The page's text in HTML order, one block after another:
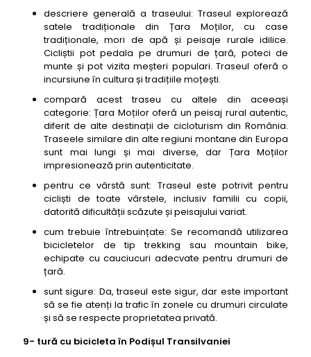
descriere generală a traseului: Traseul explorează
satele tradiționale din Țara Moților, cu case
tradiționale, mori de apă și peisaje rurale idilice.
Cicliștii pot pedala pe drumuri de țară, poteci de
munte și pot vizita meșteri populari. Traseul oferă o
incursiune în cultura și tradițiile moțești.
compară acest traseu cu altele din aceeași
categorie: Țara Moților oferă un peisaj rural autentic,
diferit de alte destinații de cicloturism din România.
Traseele similare din alte regiuni montane din Europa
sunt mai lungi și mai diverse, dar Țara Moților
impresionează prin autenticitate.
pentru ce vârstă sunt: Traseul este potrivit pentru
cicliști de toate vârstele, inclusiv familii cu copii,
datorită dificultății scăzute și peisajului variat.
cum trebuie întrebuințate: Se recomandă utilizarea
bicicletelor de tip trekking sau mountain bike,
echipate cu cauciucuri adecvate pentru drumuri de
țară.
sunt sigure: Da, traseul este sigur, dar este important
să se fie atenți la trafic în zonele cu drumuri circulate
și să se respecte proprietatea privată.
9- tură cu bicicleta în Podișul Transilvaniei